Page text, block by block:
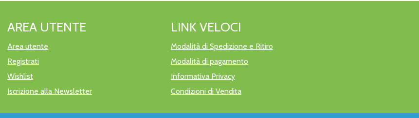
AREA UTENTE
Area utente
Registrati
Wishlist
Iscrizione alla Newsletter
LINK VELOCI
Modalità di Spedizione e Ritiro
Modalità di pagamento
Informativa Privacy
Condizioni di Vendita